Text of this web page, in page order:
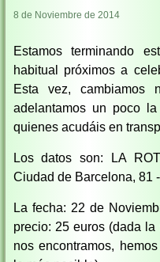
8 de Noviembre de 2014
Estamos terminando
habitual próximos a
Esta vez, cambiamos
adelantamos un poco
quienes acudáis en
Los datos son: LA
Ciudad de Barcelona, 81
La fecha: 22 de
precio: 25 euros (dada
nos encontramos,